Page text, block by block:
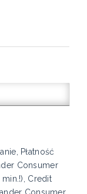
Płatność
Consumer
min.!), Credit
Consumer